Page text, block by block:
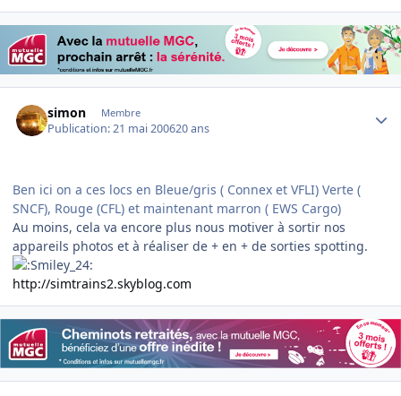
simon Membre
Publication:21 mai 200620 ans
Ben ici on a ces locs en Bleue/gris ( Connex et VFLI) Verte (
SNCF), Rouge (CFL) et maintenant marron ( EWS Cargo)
Au moins, cela va encore plus nous motiver à sortir nos
appareils photos et à réaliser de + en + de sorties spotting.
http://simtrains2.skyblog.com